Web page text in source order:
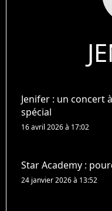
Jenifer : un concert
spécial
16 avril 2026 à 17:02
Star Academy :
24 janvier 2026 à 13:52